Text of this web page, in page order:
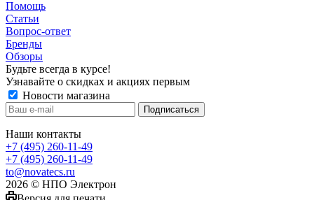
Помощь
Статьи
Вопрос-ответ
Бренды
Обзоры
Будьте всегда в курсе!
Узнавайте о скидках и акциях первым
Новости магазина
Наши контакты
+7 (495) 260-11-49
+7 (495) 260-11-49
to@novatecs.ru
2026 © НПО Электрон